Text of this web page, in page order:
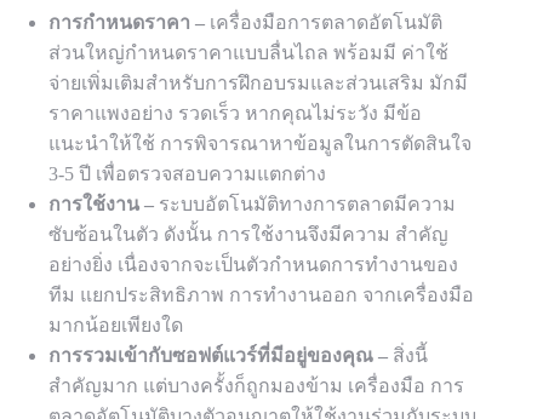
การกำหนดราคา – เครื่องมือการตลาดอัตโนมัติ
ส่วนใหญ่กำหนดราคาแบบลื่นไถล พร้อมมี ค่าใช้
จ่ายเพิ่มเติมสำหรับการฝึกอบรมและส่วนเสริม มักมี
ราคาแพงอย่าง รวดเร็ว หากคุณไม่ระวัง มีข้อ
แนะนำให้ใช้ การพิจารณาหาข้อมูลในการตัดสินใจ
3-5 ปี เพื่อตรวจสอบความแตกต่าง
การใช้งาน – ระบบอัตโนมัติทางการตลาดมีความ
ซับซ้อนในตัว ดังนั้น การใช้งานจึงมีความ สำคัญ
อย่างยิ่ง เนื่องจากจะเป็นตัวกำหนดการทำงานของ
ทีม แยกประสิทธิภาพ การทำงานออก จากเครื่องมือ
มากน้อยเพียงใด
การรวมเข้ากับซอฟต์แวร์ที่มีอยู่ของคุณ – สิ่งนี้
สำคัญมาก แต่บางครั้งก็ถูกมองข้าม เครื่องมือ การ